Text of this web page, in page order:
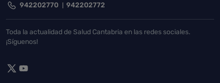
942202770 942202772
Toda la actualidad de Salud Cantabria en las redes sociales.
¡Síguenos!